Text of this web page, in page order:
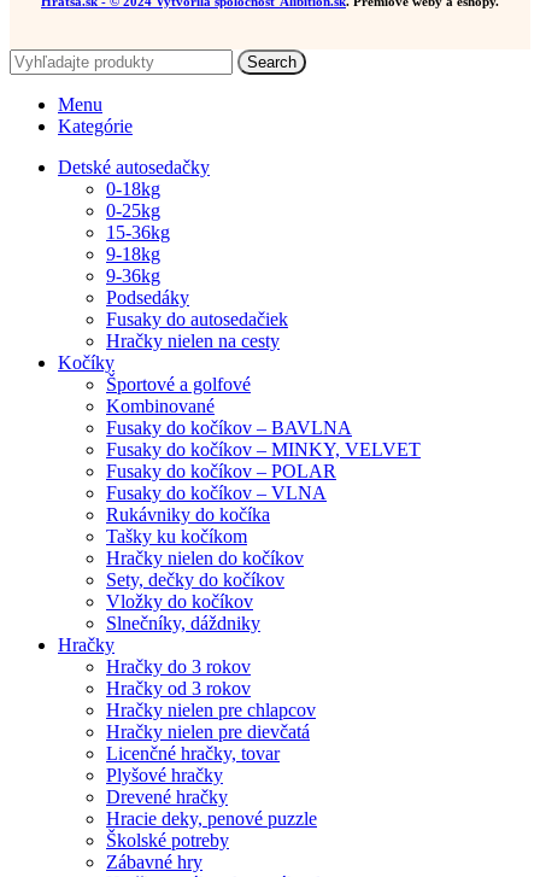
Search
Menu
Kategórie
Detské autosedačky
0-18kg
0-25kg
15-36kg
9-18kg
9-36kg
Podsedáky
Fusaky do autosedačiek
Hračky nielen na cesty
Kočíky
Športové a golfové
Kombinované
Fusaky do kočíkov – BAVLNA
Fusaky do kočíkov – MINKY, VELVET
Fusaky do kočíkov – POLAR
Fusaky do kočíkov – VLNA
Rukávniky do kočíka
Tašky ku kočíkom
Hračky nielen do kočíkov
Sety, dečky do kočíkov
Vložky do kočíkov
Slnečníky, dáždniky
Hračky
Hračky do 3 rokov
Hračky od 3 rokov
Hračky nielen pre chlapcov
Hračky nielen pre dievčatá
Licenčné hračky, tovar
Plyšové hračky
Drevené hračky
Hracie deky, penové puzzle
Školské potreby
Zábavné hry